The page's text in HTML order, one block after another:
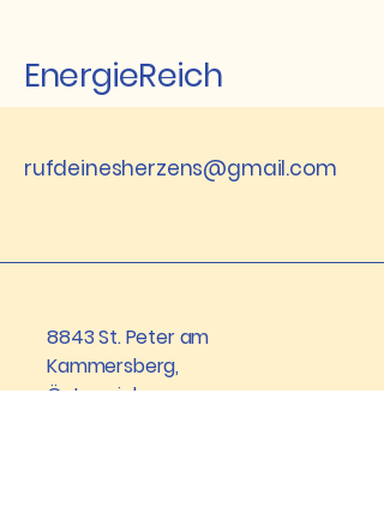
EnergieReich
rufdeinesherzens@gmail.com
8843 St. Peter am
Kammersberg,
Österreich